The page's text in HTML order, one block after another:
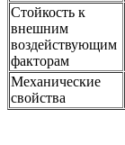
Стойкость к
внешним
воздействующим
факторам
Механические
свойства